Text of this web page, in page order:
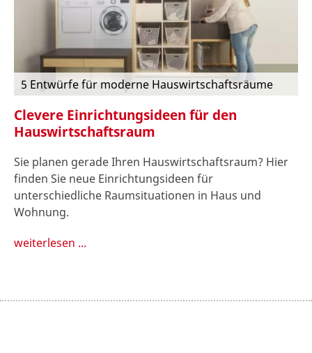
5 Entwürfe für moderne Hauswirtschaftsräume
Clevere Einrichtungsideen für den
Hauswirtschaftsraum
Sie planen gerade Ihren Hauswirtschaftsraum? Hier
finden Sie neue Einrichtungsideen für
unterschiedliche Raumsituationen in Haus und
Wohnung.
weiterlesen ...